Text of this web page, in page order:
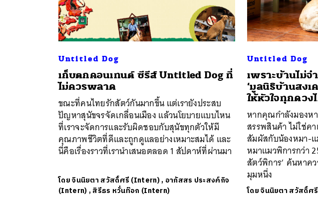
Untitled Dog
เก็บตกคอนเทนต์ ซีรีส์ Untitled Dog ที่
ไม่ควรพลาด
ขณะที่คนไทยรักสัตว์กันมากขึ้น แต่เรายังประสบ
ปัญหาสุนัขจรจัดเกลื่อนเมือง แล้วนโยบายแบบไหน
ที่เราจะจัดการและรับผิดชอบกับสุนัขทุกตัวให้มี
คุณภาพชีวิตที่ดีและถูกดูแลอย่างเหมาะสมได้ และ
นี่คือเรื่องราวที่เรานำเสนอตลอด 1 สัปดาห์ที่ผ่านมา
โดยจินนิยตา สวัสดิ์ศรี (Intern), อาภัสสร ประสงค์กิจ
(Intern),สิรีธร หวั่นท๊อก (Intern)
Untitled Dog
เพราะบ้านไม่
‘มูลนิธิบ้านสง
ให้หัวใจทุกดว
หากคุณกำลังมองห
สรรพสินค้า ไม่ใช่ค
สัมผัสกับน้องหมา-
หมาแมวพิการกว่า
สัตว์พิการ’ ค้นหาค
มุมหนึ่ง
โดยจินนิยตา สวัสดิ์ศ